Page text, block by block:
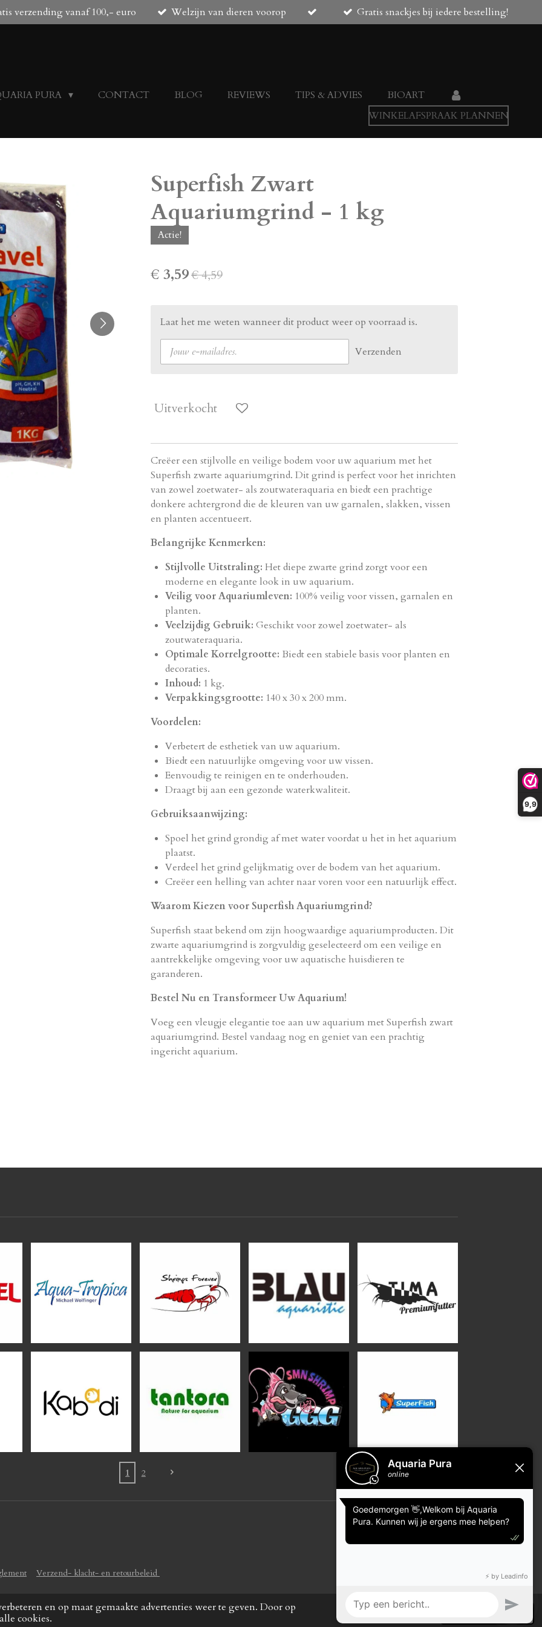
en op maat gemaakte advertenties weer te geven. Door op
cookies.
Accepteren
9,9
verzending vanaf 100,- euro Welzijn van dieren voorop Gratis snackjes bij iedere bestelling!
PURA CONTACT BLOG REVIEWS TIPS & ADVIES
BIOART
WINKELAFSPRAAK PLANNEN
Superfish Zwart
Aquariumgrind - 1 kg
Actie!
€ 3,59€ 4,59
Laat het me weten wanneer dit product weer op voorraad is.
Verzenden
Uitverkocht
Creëer een stijlvolle en veilige bodem voor uw aquarium met het
Superfish zwarte aquariumgrind. Dit grind is perfect voor het inrichten
van zowel zoetwater- als zoutwateraquaria en biedt een prachtige
donkere achtergrond die de kleuren van uw garnalen, slakken, vissen
en planten accentueert.
Belangrijke Kenmerken:
Stijlvolle Uitstraling: Het diepe zwarte grind zorgt voor een
moderne en elegante look in uw aquarium.
Veilig voor Aquariumleven: 100% veilig voor vissen, garnalen en
planten.
Veelzijdig Gebruik: Geschikt voor zowel zoetwater- als
zoutwateraquaria.
Optimale Korrelgrootte: Biedt een stabiele basis voor planten en
decoraties.
Inhoud: 1 kg.
Verpakkingsgrootte: 140 x 30 x 200 mm.
Voordelen:
Verbetert de esthetiek van uw aquarium.
Biedt een natuurlijke omgeving voor uw vissen.
Eenvoudig te reinigen en te onderhouden.
Draagt bij aan een gezonde waterkwaliteit.
Gebruiksaanwijzing:
Spoel het grind grondig af met water voordat u het in het aquarium
plaatst.
Verdeel het grind gelijkmatig over de bodem van het aquarium.
Creëer een helling van achter naar voren voor een natuurlijk effect.
Waarom Kiezen voor Superfish Aquariumgrind?
Superfish staat bekend om zijn hoogwaardige aquariumproducten. Dit
zwarte aquariumgrind is zorgvuldig geselecteerd om een veilige en
aantrekkelijke omgeving voor uw aquatische huisdieren te
garanderen.
Bestel Nu en Transformeer Uw Aquarium!
Voeg een vleugje elegantie toe aan uw aquarium met Superfish zwart
aquariumgrind. Bestel vandaag nog en geniet van een prachtig
ingericht aquarium.
1 2
Verzend- klacht- en retourbeleid